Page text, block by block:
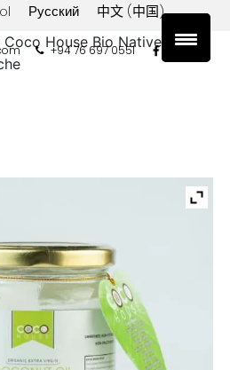
Русский 中文 (中国)
+94 76 697 0551
Coco House Bio Natives